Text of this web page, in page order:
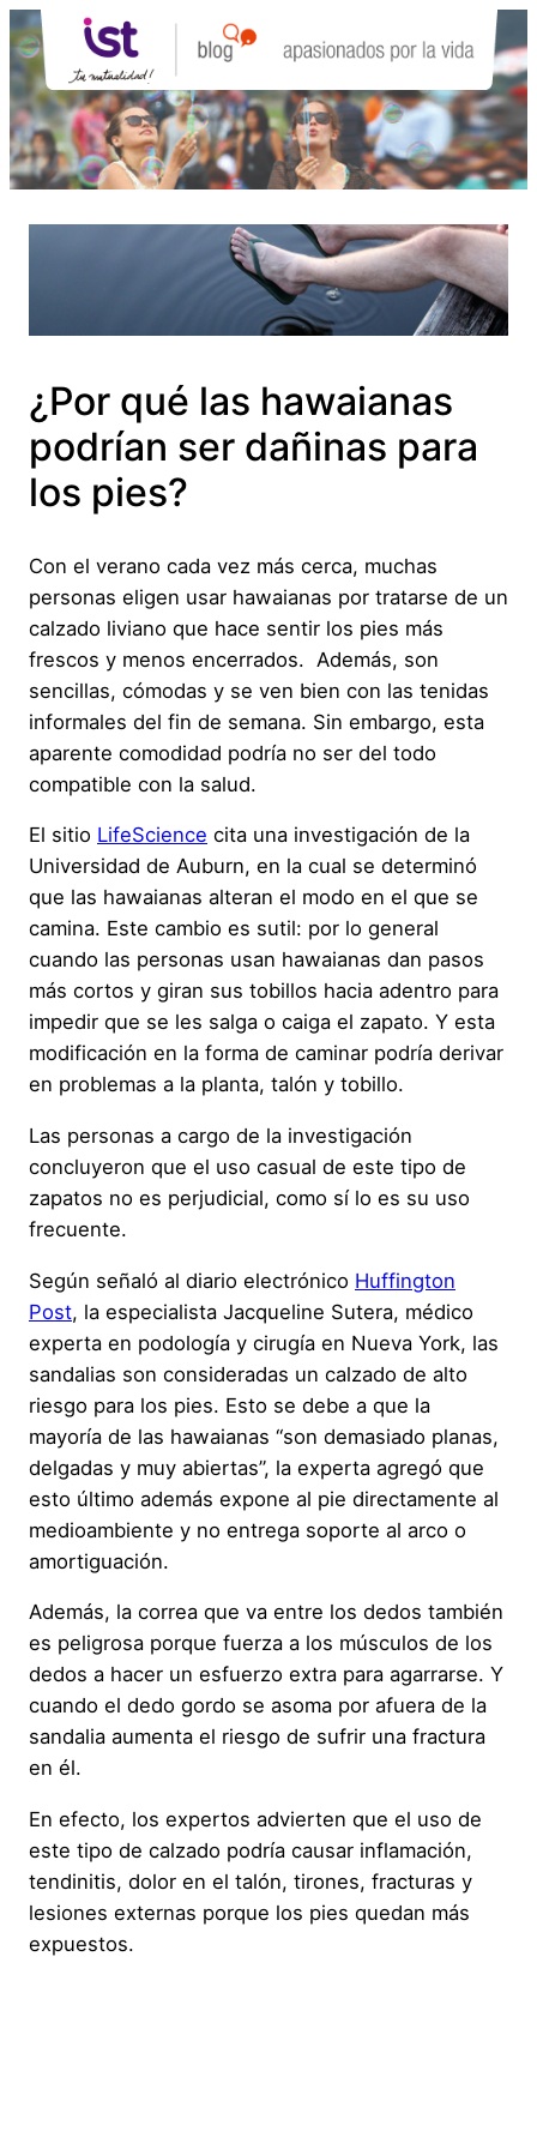
Saltar
al
contenido
¿Por qué las hawaianas
podrían ser dañinas para
los pies?
Con el verano cada vez más cerca, muchas
personas eligen usar hawaianas por tratarse de un
calzado liviano que hace sentir los pies más
frescos y menos encerrados. Además, son
sencillas, cómodas y se ven bien con las tenidas
informales del fin de semana. Sin embargo, esta
aparente comodidad podría no ser del todo
compatible con la salud.
El sitio LifeScience cita una investigación de la
Universidad de Auburn, en la cual se determinó
que las hawaianas alteran el modo en el que se
camina. Este cambio es sutil: por lo general
cuando las personas usan hawaianas dan pasos
más cortos y giran sus tobillos hacia adentro para
impedir que se les salga o caiga el zapato. Y esta
modificación en la forma de caminar podría derivar
en problemas a la planta, talón y tobillo.
Las personas a cargo de la investigación
concluyeron que el uso casual de este tipo de
zapatos no es perjudicial, como sí lo es su uso
frecuente.
Según señaló al diario electrónico Huffington
Post, la especialista Jacqueline Sutera, médico
experta en podología y cirugía en Nueva York, las
sandalias son consideradas un calzado de alto
riesgo para los pies. Esto se debe a que la
mayoría de las hawaianas “son demasiado planas,
delgadas y muy abiertas”, la experta agregó que
esto último además expone al pie directamente al
medioambiente y no entrega soporte al arco o
amortiguación.
Además, la correa que va entre los dedos también
es peligrosa porque fuerza a los músculos de los
dedos a hacer un esfuerzo extra para agarrarse. Y
cuando el dedo gordo se asoma por afuera de la
sandalia aumenta el riesgo de sufrir una fractura
en él.
En efecto, los expertos advierten que el uso de
este tipo de calzado podría causar inflamación,
tendinitis, dolor en el talón, tirones, fracturas y
lesiones externas porque los pies quedan más
expuestos.